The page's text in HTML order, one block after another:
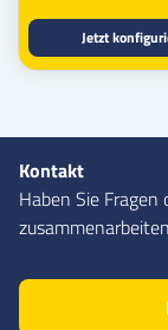
Jetzt
Kontakt
Haben Sie